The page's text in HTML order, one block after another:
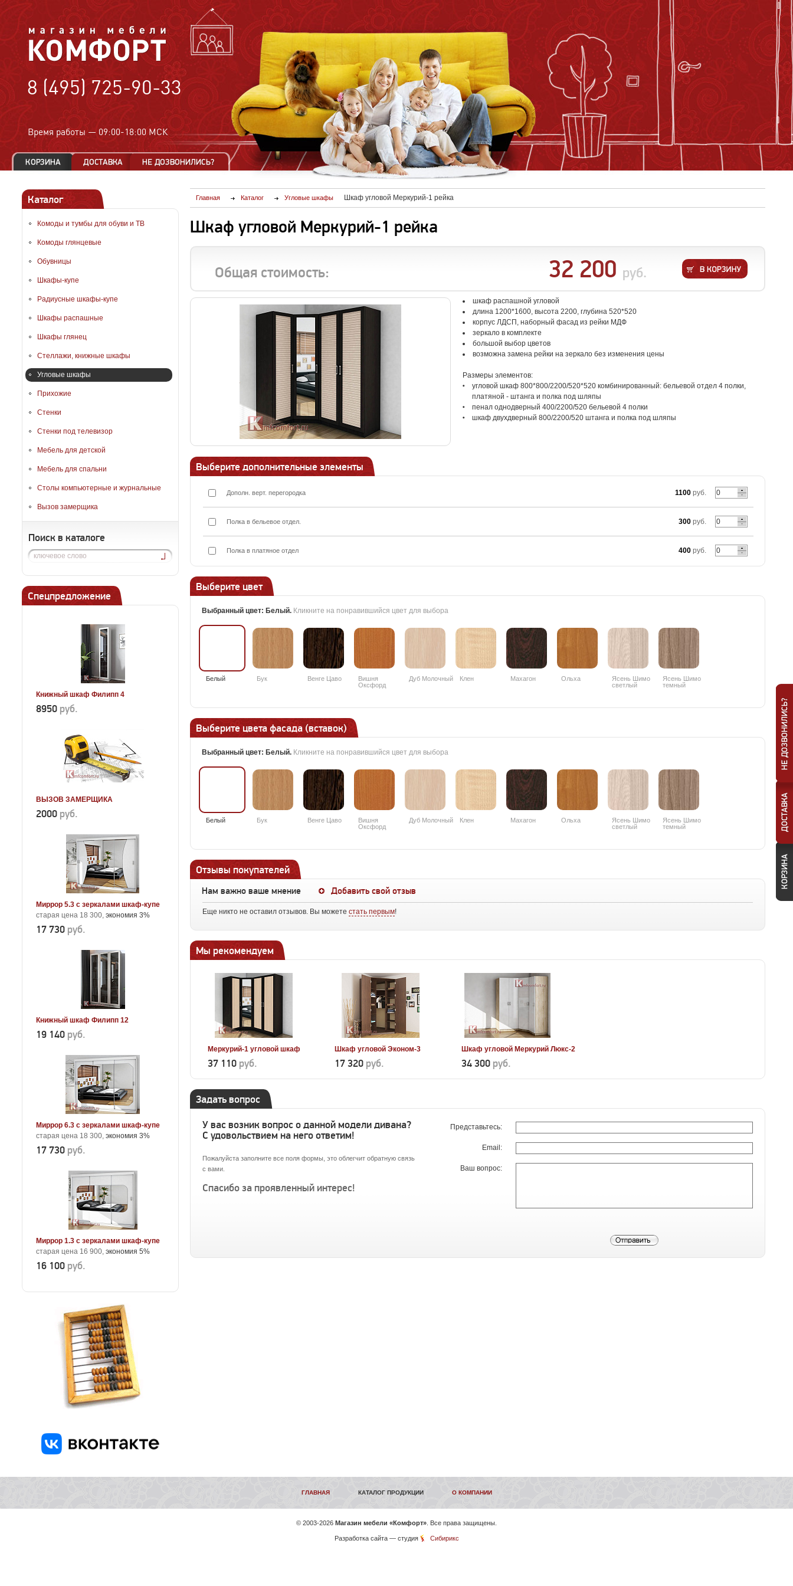
8 (495) 725-90-33
Время работы — 09:00-18:00 МСК
Каталог
Комоды и тумбы для обуви и ТВ
Комоды глянцевые
Обувницы
Шкафы-купе
Радиусные шкафы-купе
Шкафы распашные
Шкафы глянец
Стеллажи, книжные шкафы
Угловые шкафы
Прихожие
Стенки
Стенки под телевизор
Мебель для детской
Мебель для спальни
Столы компьютерные и журнальные
Вызов замерщика
Поиск в каталоге
Спецпредложение
Книжный шкаф Филипп 4
8950 руб.
ВЫЗОВ ЗАМЕРЩИКА
2000 руб.
Миррор 5.3 с зеркалами шкаф-купе
старая цена 18 300, экономия 3%
17 730 руб.
Книжный шкаф Филипп 12
19 140 руб.
Миррор 6.3 с зеркалами шкаф-купе
старая цена 18 300, экономия 3%
17 730 руб.
Миррор 1.3 с зеркалами шкаф-купе
старая цена 16 900, экономия 5%
16 100 руб.
Главная Каталог Угловые шкафы Шкаф угловой Меркурий-1 рейка
Шкаф угловой Меркурий-1 рейка
Общая стоимость: 32 200 руб.
шкаф распашной угловой
длина 1200*1600, высота 2200, глубина 520*520
корпус ЛДСП, наборный фасад из рейки МДФ
зеркало в комплекте
большой выбор цветов
возможна замена рейки на зеркало без изменения цены
Размеры элементов:
угловой шкаф 800*800/2200/520*520 комбинированный: бельевой отдел 4 полки,
платяной - штанга и полка под шляпы
пенал однодверный 400/2200/520 бельевой 4 полки
шкаф двухдверный 800/2200/520 штанга и полка под шляпы
Выберите дополнительные элементы
Дополн. верт. перегородка 1100 руб.
Полка в бельевое отдел. 300 руб.
Полка в платяное отдел 400 руб.
Выберите цвет
Выбранный цвет: Белый. Кликните на понравившийся цвет для выбора
Белый Бук Венге Цаво
Вишня
Оксфорд
Дуб Молочный Клен Махагон Ольха
Ясень Шимо
светлый
Ясень Шимо
темный
Выберите цвета фасада (вставок)
Выбранный цвет: Белый. Кликните на понравившийся цвет для выбора
Белый Бук Венге Цаво
Вишня
Оксфорд
Дуб Молочный Клен Махагон Ольха
Ясень Шимо
светлый
Ясень Шимо
темный
Отзывы покупателей
Нам важно ваше мнение Добавить свой отзыв
Еще никто не оставил отзывов. Вы можете стать первым!
Мы рекомендуем
Меркурий-1 угловой шкаф
37 110 руб.
Шкаф угловой Эконом-3
17 320 руб.
Шкаф угловой Меркурий Люкс-2
34 300 руб.
Задать вопрос
У вас возник вопрос о данной модели дивана?
С удовольствием на него ответим!
Пожалуйста заполните все поля формы, это облегчит обратную связь
с вами.
Спасибо за проявленный интерес!
Представьтесь:
Email:
Ваш вопрос:
ГЛАВНАЯ КАТАЛОГ ПРОДУКЦИИ О КОМПАНИИ
© 2003-2026 Магазин мебели «Комфорт» . Все права защищены.
Разработка сайта— студия Сибирикс